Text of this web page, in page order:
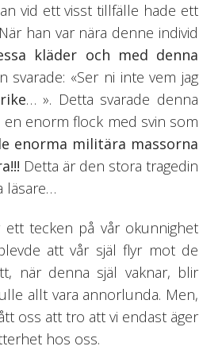
vid ett visst tillfälle hade ett
När han var nära denne individ
kläder och med denna
«Ser ni inte vem jag
… ». Detta svarade denna
enorm flock med svin som
enorma militära massorna
Detta är den stora tragedin
läsare…
ett tecken på vår okunnighet
att vår själ flyr mot de
när denna själ vaknar, blir
allt vara annorlunda. Men,
oss att tro att vi endast äger
hos oss.